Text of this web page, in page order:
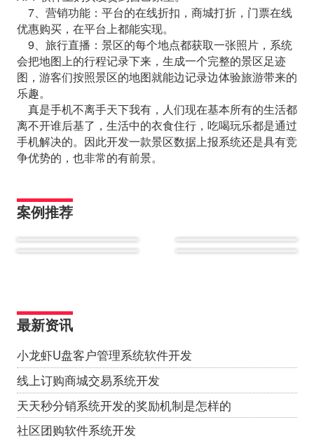
7、营销功能：平台的在线折扣，商城打折，门票在线
优惠购买，在平台上都能实现。
9、旅行直播：景区的每个地点都获取一张照片，系统
会把地图上的行程记录下来，生成一个完整的景区足迹
图，游客们按照景区的地图就能边记录边体验旅游带来的
乐趣。
真是手机不离手天下我有，人们现在基本所有的生活都
离不开谁后基了，生活中的衣食住行，吃喝玩乐都是通过
手机解决的。因此开发一款景区数据上报系统还是具有竞
争优势的，也非常的有前景。
案例推荐
最新资讯
小龙虾U盘客户管理系统软件开发
线上订购商城交易系统开发
天天秒分销系统开发的奖励机制是怎样的
社区团购软件系统开发